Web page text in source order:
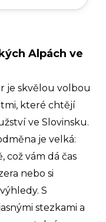
Alpách ve
je skvělou volbou
které chtějí
ve Slovinsku.
je velká:
což vám dá čas
nebo si
S
stezkami a